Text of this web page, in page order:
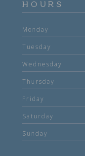
HOURS
Monday
Tuesday
Wednesday
Thursday
Friday
Saturday
Sunday